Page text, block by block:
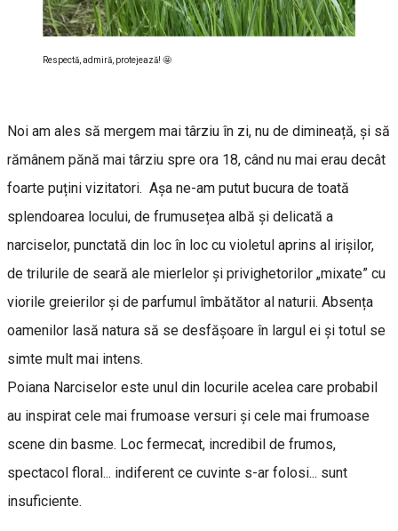
Respectă, admiră, protejează! 🤩
Noi am ales să mergem mai târziu în zi, nu de dimineață, și să
rămânem pănă mai târziu spre ora 18, când nu mai erau decât
foarte puțini vizitatori. Așa ne-am putut bucura de toată
splendoarea locului, de frumusețea albă și delicată a
narciselor, punctată din loc în loc cu violetul aprins al irișilor,
de trilurile de seară ale mierlelor și privighetorilor „mixate” cu
viorile greierilor și de parfumul îmbătător al naturii. Absența
oamenilor lasă natura să se desfășoare în largul ei și totul se
simte mult mai intens.
Poiana Narciselor este unul din locurile acelea care probabil
au inspirat cele mai frumoase versuri și cele mai frumoase
scene din basme. Loc fermecat, incredibil de frumos,
spectacol floral... indiferent ce cuvinte s-ar folosi... sunt
insuficiente.